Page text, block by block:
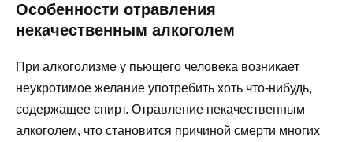
Особенности отравления
некачественным алкоголем
При алкоголизме у пьющего человека возникает
неукротимое желание употребить хоть что-нибудь,
содержащее спирт. Отравление некачественным
алкоголем, что становится причиной смерти многих